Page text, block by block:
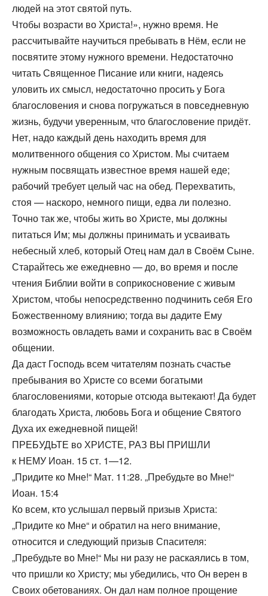
людей на этот святой путь.
Чтобы возрасти во Христа!», нужно время. Не
рассчитывайте научиться пребывать в Нём, если не
посвятите этому нужного времени. Недостаточно
читать Священное Писание или книги, надеясь
уловить их смысл, недостаточно просить у Бога
благословения и снова погружаться в повседневную
жизнь, будучи уверенным, что благословение придёт.
Нет, надо каждый день находить время для
молитвенного общения со Христом. Мы считаем
нужным посвящать известное время нашей еде;
рабочий требует целый час на обед. Перехватить,
стоя — наскоро, немного пищи, едва ли полезно.
Точно так же, чтобы жить во Христе, мы должны
питаться Им; мы должны принимать и усваивать
небесный хлеб, который Отец нам дал в Своём Сыне.
Старайтесь же ежедневно — до, во время и после
чтения Библии войти в соприкосновение с живым
Христом, чтобы непосредственно подчинить себя Его
Божественному влиянию; тогда вы дадите Ему
возможность овладеть вами и сохранить вас в Своём
общении.
Да даст Господь всем читателям познать счастье
пребывания во Христе со всеми богатыми
благословениями, которые отсюда вытекают! Да будет
благодать Христа, любовь Бога и общение Святого
Духа их ежедневной пищей!
ПРЕБУДЬТЕ во ХРИСТЕ, РАЗ ВЫ ПРИШЛИ
к НЕМУ Иоан. 15 ст. 1—12.
„Придите ко Мне!“ Мат. 11:28. „Пребудьте во Мне!“
Иоан. 15:4
Ко всем, кто услышал первый призыв Христа:
„Придите ко Мне“ и обратил на него внимание,
относится и следующий призыв Спасителя:
„Пребудьте во Мне!“ Мы ни разу не раскаялись в том,
что пришли ко Христу; мы убедились, что Он верен в
Своих обетованиях. Он дал нам полное прощение